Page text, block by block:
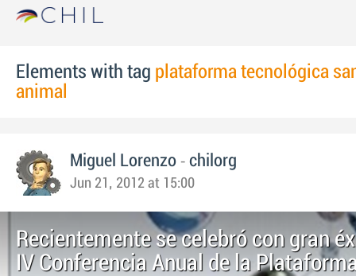
Elements with tag plataforma tecnológica
animal
Miguel Lorenzo - chilorg
Jun 21, 2012 at 15:00
Recientemente se celebró con gran
IV Conferencia Anual de la